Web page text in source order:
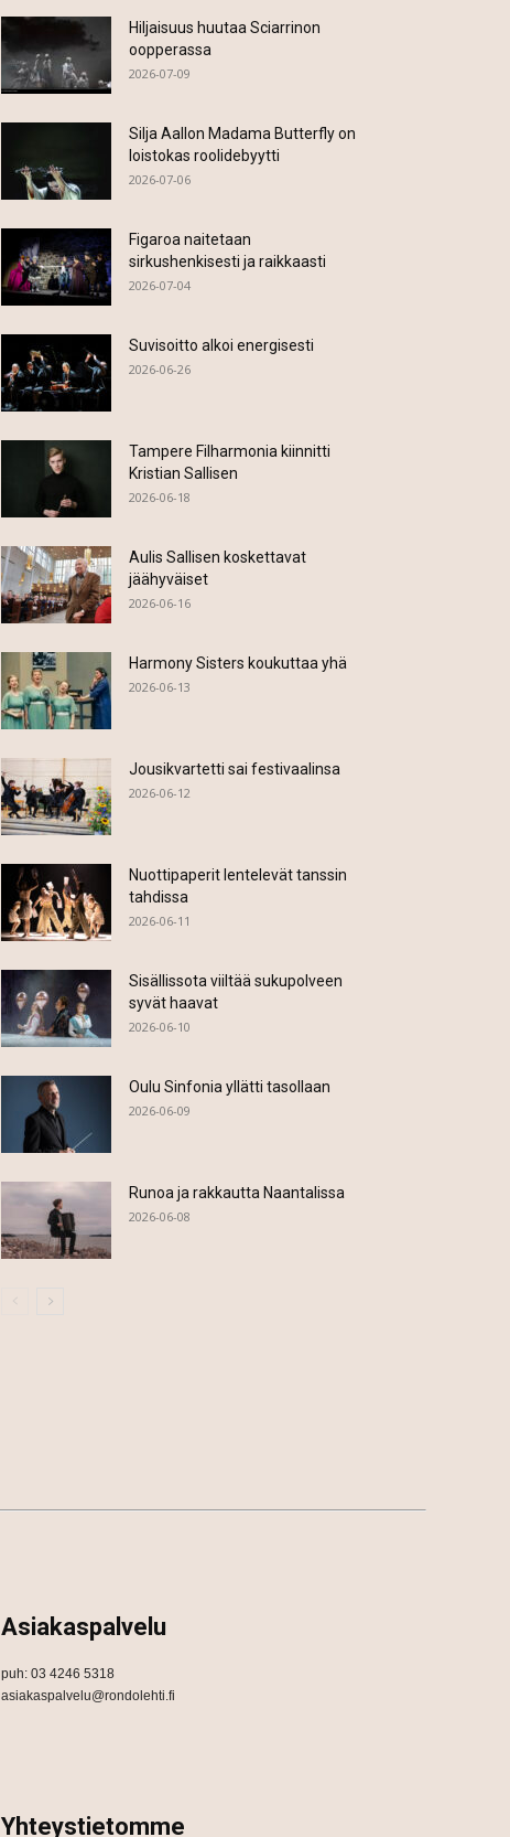
Hiljaisuus huutaa Sciarrinon
oopperassa
2026-07-09
Silja Aallon Madama Butterfly on
loistokas roolidebyytti
2026-07-06
Figaroa naitetaan
sirkushenkisesti ja raikkaasti
2026-07-04
Suvisoitto alkoi energisesti
2026-06-26
Tampere Filharmonia kiinnitti
Kristian Sallisen
2026-06-18
Aulis Sallisen koskettavat
jäähyväiset
2026-06-16
Harmony Sisters koukuttaa yhä
2026-06-13
Jousikvartetti sai festivaalinsa
2026-06-12
Nuottipaperit lentelevät tanssin
tahdissa
2026-06-11
Sisällissota viiltää sukupolveen
syvät haavat
2026-06-10
Oulu Sinfonia yllätti tasollaan
2026-06-09
Runoa ja rakkautta Naantalissa
2026-06-08
Asiakaspalvelu
puh: 03 4246 5318
asiakaspalvelu@rondolehti.fi
Yhteystietomme